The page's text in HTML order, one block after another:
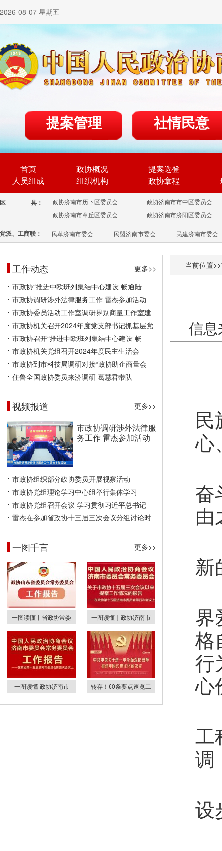
2026-08-07 星期五
提案管理 社情民意
首页
人员组成
政协概况
组织机构
提案选登
政协章程
区 县： 政协济南市历下区委员会
政协济南市市中区委员会
政协济南市章丘区委员会
政协济南市济阳区委员会
党派、工商联： 民革济南市委会 民盟济南市委会 民建济南市委会
工作动态
更多>>
市政协“推进中欧班列集结中心建设 畅通陆
市政协调研涉外法律服务工作 雷杰参加活动
市政协委员活动工作室调研界别商量工作室建
市政协机关召开2024年度党支部书记抓基层党
市政协召开“推进中欧班列集结中心建设 畅
市政协机关党组召开2024年度民主生活会
市政协到市科技局调研对接“政协助企商量会
住鲁全国政协委员来济调研 葛慧君带队
视频报道 更多>>
市政协调研涉外法律服
务工作 雷杰参加活动
市政协组织部分政协委员开展视察活动
市政协党组理论学习中心组举行集体学习
市政协党组召开会议 学习贯彻习近平总书记
雷杰在参加省政协十三届三次会议分组讨论时
一图千言 更多>>
一图读懂丨省政协常委 一图读懂｜政协济南市
一图读懂|政协济南市 转存！60条要点速览二
当前位置>>
信息
民
心
奋
由
新
界
格
行
心
工
调
设